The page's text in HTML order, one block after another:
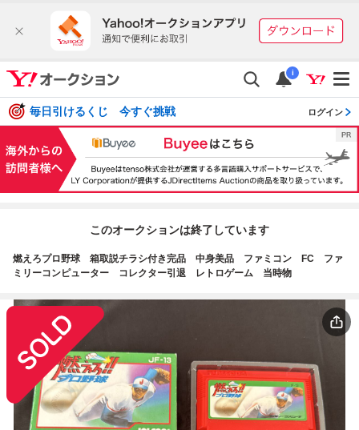
i
毎日引けるくじ 今すぐ挑戦 ログイン
このオークションは終了しています
燃えろプロ野球 箱取説チラシ付き完品 中身美品 ファミコン FC ファ
ミリーコンピューター コレクター引退 レトロゲーム 当時物